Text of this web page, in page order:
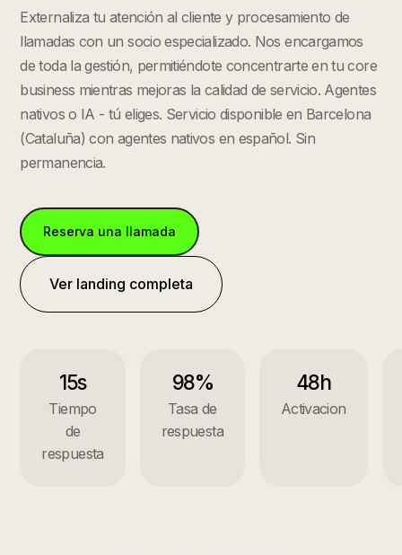
Externaliza tu atención al cliente y procesamiento de
llamadas con un socio especializado. Nos encargamos
de toda la gestión, permitiéndote concentrarte en tu core
business mientras mejoras la calidad de servicio. Agentes
nativos o IA - tú eliges. Servicio disponible en Barcelona
(Cataluña) con agentes nativos en español. Sin
permanencia.
Reserva una llamada
Ver landing completa
15s
Tiempo
de
respuesta
98%
Tasa de
respuesta
48h
Activacion